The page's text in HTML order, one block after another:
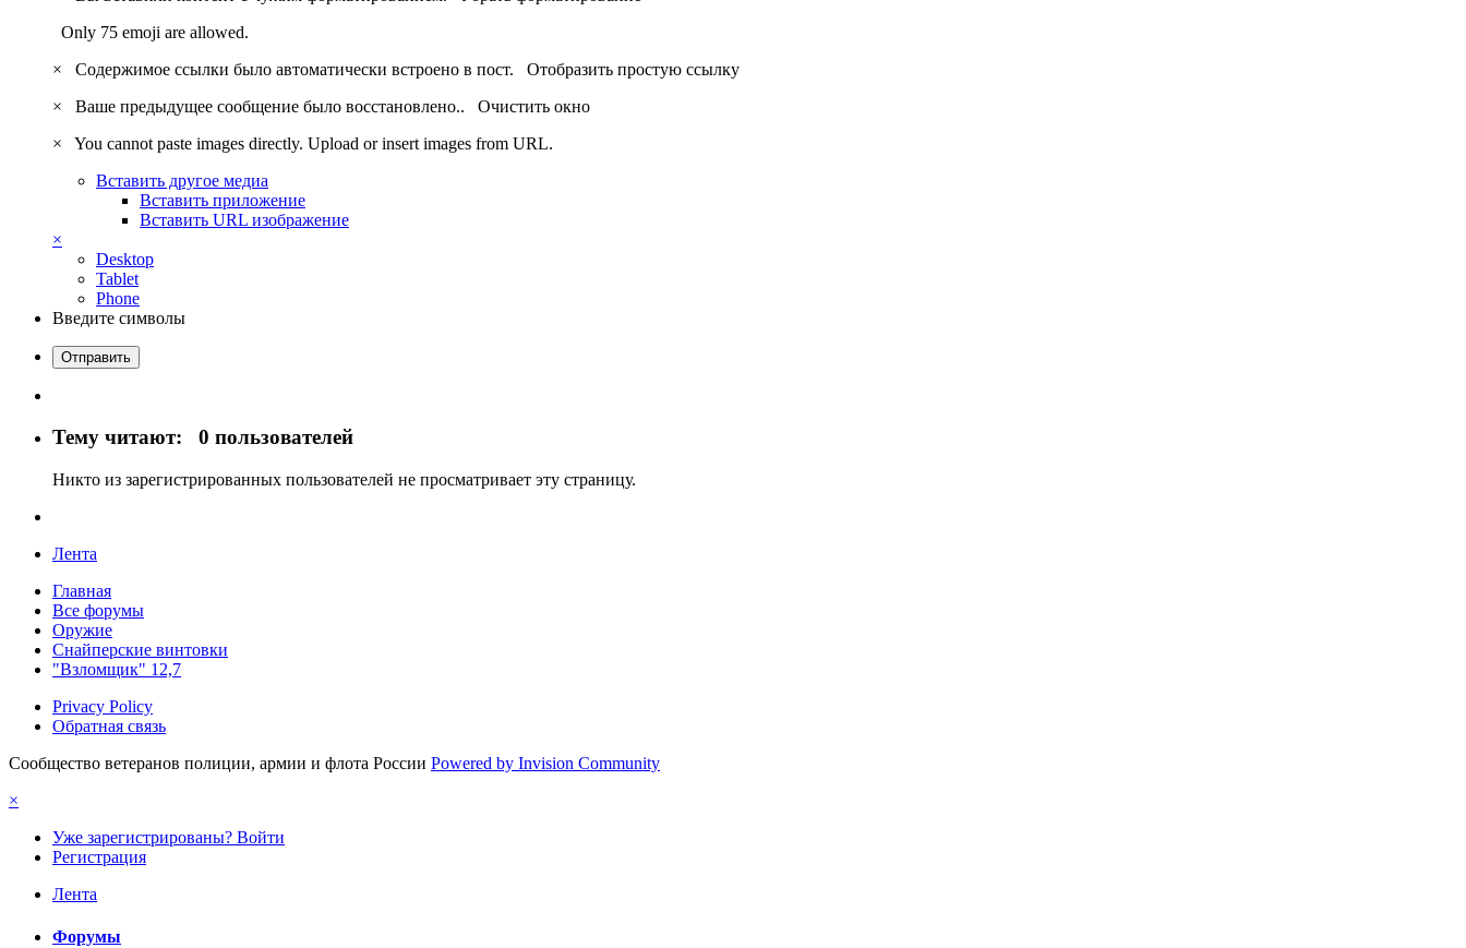
Only 75 emoji are allowed.
×
Содержимое ссылки было автоматически встроено в пост. Отобразить простую ссылку
×
Ваше предыдущее сообщение было восстановлено.. Очистить окно
×
You cannot paste images directly. Upload or insert images from URL.
Вставить другое медиа
Вставить приложение
Вставить URL изображение
×
Desktop
Tablet
Phone
Введите символы
Отправить
Тему читают: 0 пользователей
Никто из зарегистрированных пользователей не просматривает эту страницу.
Лента
Главная
Все форумы
Оружие
Снайперские винтовки
"Взломщик" 12,7
Privacy Policy
Обратная связь
Сообщество ветеранов полиции, армии и флота России Powered by Invision Community
×
Уже зарегистрированы? Войти
Регистрация
Лента
Форумы